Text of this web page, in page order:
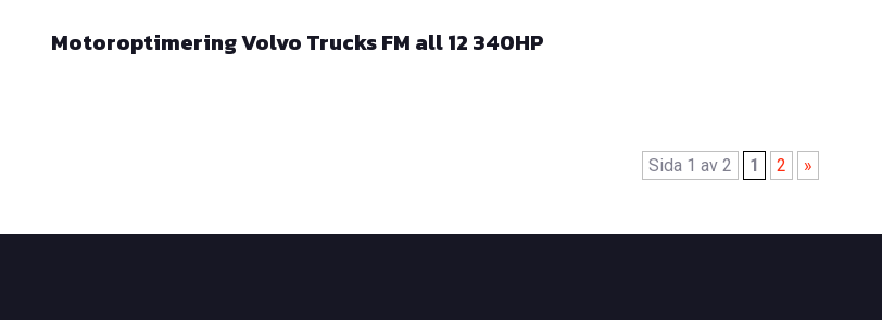
Motoroptimering Volvo Trucks FM all 12 340HP
Sida 1 av 2 1 2 »